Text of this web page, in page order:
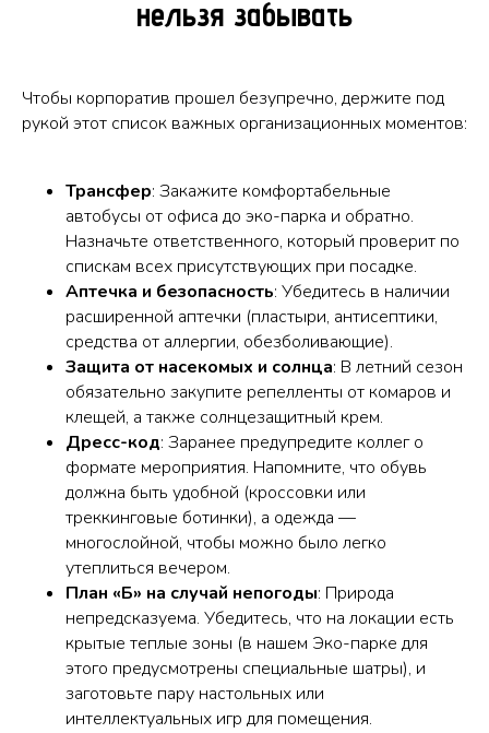
нельзя забывать
Чтобы корпоратив прошел безупречно, держите под
рукой этот список важных организационных моментов:
Трансфер: Закажите комфортабельные
автобусы от офиса до эко-парка и обратно.
Назначьте ответственного, который проверит по
спискам всех присутствующих при посадке.
Аптечка и безопасность: Убедитесь в наличии
расширенной аптечки (пластыри, антисептики,
средства от аллергии, обезболивающие).
Защита от насекомых и солнца: В летний сезон
обязательно закупите репелленты от комаров и
клещей, а также солнцезащитный крем.
Дресс-код: Заранее предупредите коллег о
формате мероприятия. Напомните, что обувь
должна быть удобной (кроссовки или
треккинговые ботинки), а одежда —
многослойной, чтобы можно было легко
утеплиться вечером.
План «Б» на случай непогоды: Природа
непредсказуема. Убедитесь, что на локации есть
крытые теплые зоны (в нашем Эко-парке для
этого предусмотрены специальные шатры), и
заготовьте пару настольных или
интеллектуальных игр для помещения.